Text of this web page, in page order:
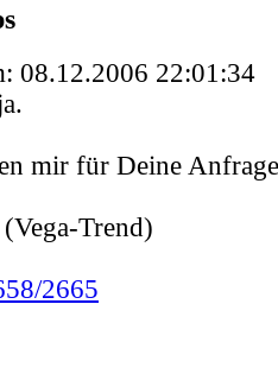
08.12.2006 22:01:34
mir für Deine
Trend)
2665